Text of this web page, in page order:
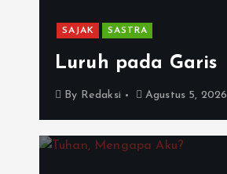
SAJAK SASTRA
Luruh pada Garis
By Redaksi Agustus 5, 2026